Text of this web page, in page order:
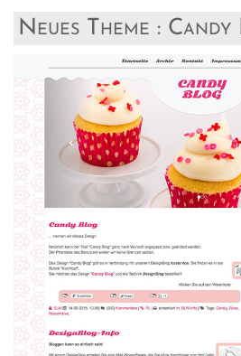
Neues Theme :